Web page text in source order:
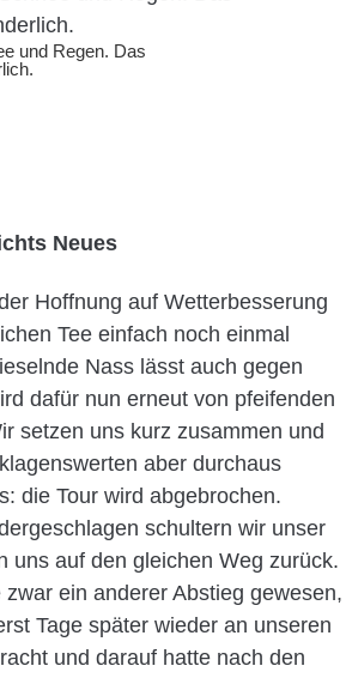
und Regen. Das
Neues
Hoffnung auf Wetterbesserung
Tee einfach noch einmal
Nass lässt auch gegen
dafür nun erneut von pfeifenden
setzen uns kurz zusammen und
aber durchaus
die Tour wird abgebrochen.
schultern wir unser
uns auf den gleichen Weg zurück.
ein anderer Abstieg gewesen,
Tage später wieder an unseren
und darauf hatte nach den